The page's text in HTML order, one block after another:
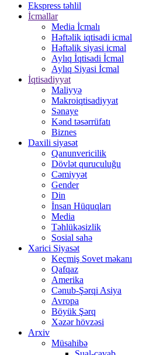
Ekspress təhlil
İcmallar
Media İcmalı
Həftəlik iqtisadi icmal
Həftəlik siyasi icmal
Aylıq İqtisadi İcmal
Aylıq Siyasi İcmal
İqtisadiyyat
Maliyyə
Makroiqtisadiyyat
Sənaye
Kənd təsərrüfatı
Biznes
Daxili siyasət
Qanunvericilik
Dövlət quruculuğu
Cəmiyyət
Gender
Din
İnsan Hüquqları
Media
Təhlükəsizlik
Sosial sahə
Xarici Siyasət
Keçmiş Sovet məkanı
Qafqaz
Amerika
Cənub-Şərqi Asiya
Avropa
Böyük Şərq
Xəzər hövzəsi
Arxiv
Müsahibə